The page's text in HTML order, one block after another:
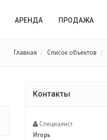
АРЕНДА ПРОДАЖА
Главная Список объектов
Контакты
Специалист
Игорь